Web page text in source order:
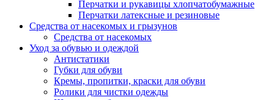
Перчатки и рукавицы хлопчатобумажные
Перчатки латексные и резиновые
Средства от насекомых и грызунов
Средства от насекомых
Уход за обувью и одеждой
Антистатики
Губки для обуви
Кремы, пропитки, краски для обуви
Ролики для чистки одежды